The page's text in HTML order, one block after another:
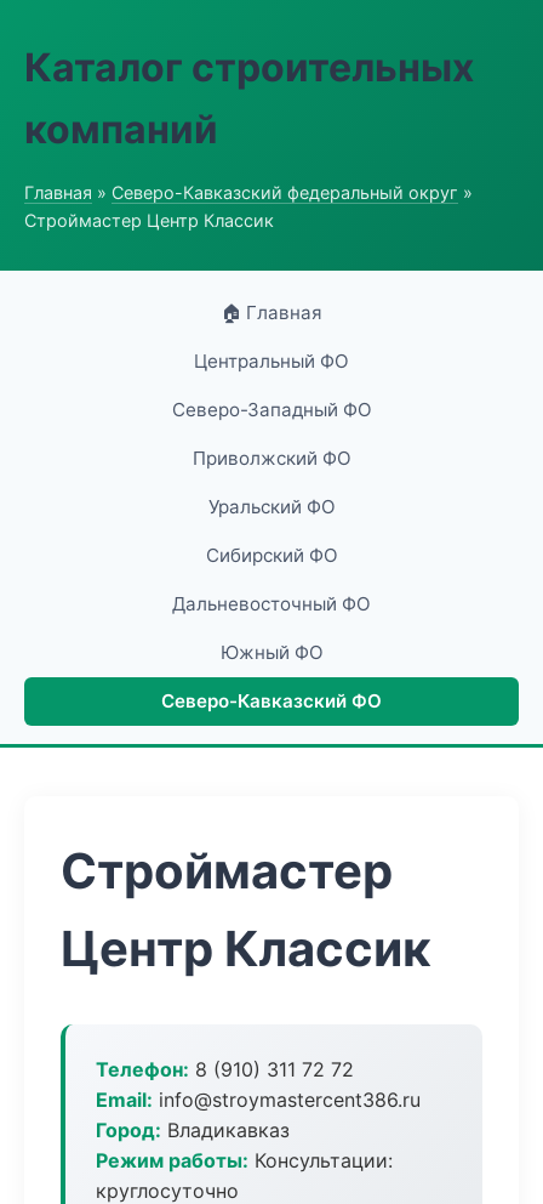
Каталог строительных
компаний
Главная » Северо-Кавказский федеральный округ »
Строймастер Центр Классик
🏠 Главная
Центральный ФО
Северо-Западный ФО
Приволжский ФО
Уральский ФО
Сибирский ФО
Дальневосточный ФО
Южный ФО
Северо-Кавказский ФО
Строймастер
Центр Классик
Телефон: 8 (910) 311 72 72
Email: info@stroymastercent386.ru
Город: Владикавказ
Режим работы: Консультации:
круглосуточно